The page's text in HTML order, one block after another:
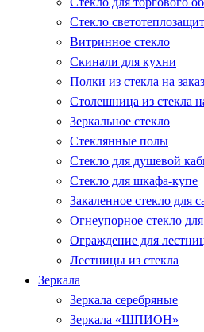
Стекло
Витринное стекло
Скинали для кухни
Полки из стекла на заказ
Столешница из стекла
Зеркальное стекло
Стеклянные полы
Стекло для душевой
Стекло для шкафа-купе
Закаленное стекло для
Огнеупорное стекло
Ограждение для
Лестницы из стекла
Зеркала
Зеркала серебряные
Зеркала «ШПИОН»